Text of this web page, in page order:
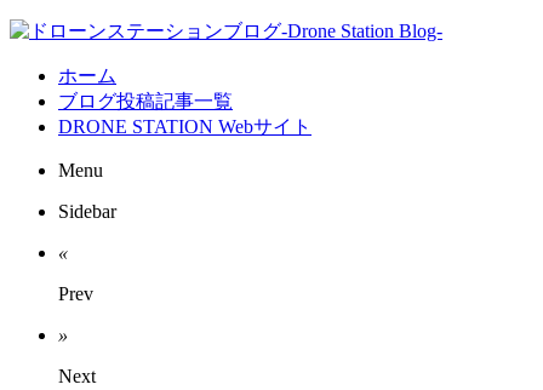
ホーム
ブログ投稿記事一覧
DRONE STATION Webサイト
Menu
Sidebar
«
Prev
»
Next